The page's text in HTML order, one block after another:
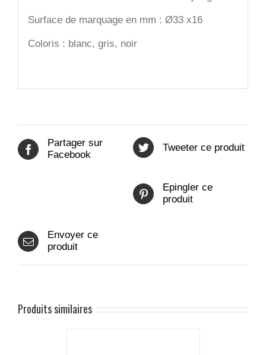
Surface de marquage en mm : Ø33 x16
Coloris : blanc, gris, noir
Partager sur
Facebook
Tweeter ce produit
Epingler ce
produit
Envoyer ce
produit
Produits similaires